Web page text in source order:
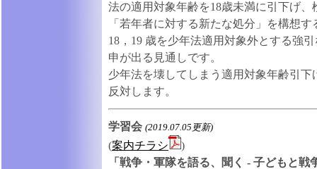
法の適用対象年齢を18歳未満に引下げ
「若年者に対する新たな処分」を構想
18，19 歳を少年法適用対象外とする強
申が出る見通しです。
少年法を壊してしまう適用対象年齢引
反対します。
学習会 (2019.07.05更新)
(案内チラシ
)
「戦争・軍隊を語る、聞く - 子どもと戦